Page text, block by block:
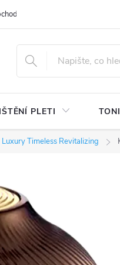
PLETI
Luxury Timeless Revitalizing